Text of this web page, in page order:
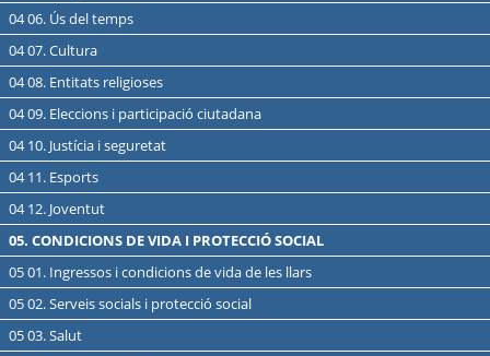
04 06. Ús del temps
04 07. Cultura
04 08. Entitats religioses
04 09. Eleccions i participació ciutadana
04 10. Justícia i seguretat
04 11. Esports
04 12. Joventut
05. CONDICIONS DE VIDA I PROTECCIÓ SOCIAL
05 01. Ingressos i condicions de vida de les llars
05 02. Serveis socials i protecció social
05 03. Salut